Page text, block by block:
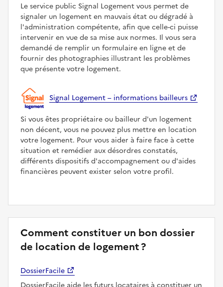
Le service public Signal Logement vous permet de
signaler un logement en mauvais état ou dégradé à
l'administration compétente, afin que celle-ci puisse
intervenir en vue de sa mise aux normes. Il vous sera
demandé de remplir un formulaire en ligne et de
fournir des photographies illustrant les problèmes
que présente votre logement.
Signal Logement – informations bailleurs
Si vous êtes propriétaire ou bailleur d'un logement
non décent, vous ne pouvez plus mettre en location
votre logement. Pour vous aider à faire face à cette
situation et remédier aux désordres constatés,
différents dispositifs d'accompagnement ou d'aides
financières peuvent exister selon votre profil.
Comment constituer un bon dossier
de location de logement ?
DossierFacile